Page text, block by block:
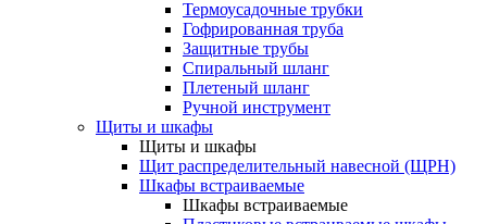
Термоусадочные трубки
Гофрированная труба
Защитные трубы
Спиральный шланг
Плетеный шланг
Ручной инструмент
Щиты и шкафы
Щиты и шкафы
Щит распределительный навесной (ЩРН)
Шкафы встраиваемые
Шкафы встраиваемые